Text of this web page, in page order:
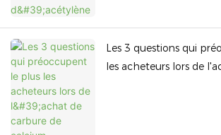
Les 3 questions qui
les acheteurs lors de